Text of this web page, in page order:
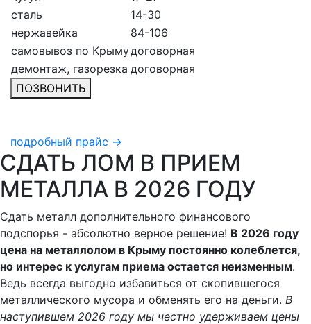
сталь
14-30
нержавейка
84-106
самовывоз по Крымудоговорная
демонтаж, газорезка договорная
ПОЗВОНИТЬ
подробный прайс →
СДАТЬ ЛОМ В ПРИЕМ
МЕТАЛЛА В 2026 ГОДУ
Сдать металл дополнительного финансового
подспорья - абсолютно верное решение! В 2026 году
цена на металлолом в Крыму постоянно колеблется,
но интерес к услугам приема остается неизменным.
Ведь всегда выгодно избавиться от скопившегося
металлического мусора и обменять его на деньги. В
наступившем 2026 году мы честно удерживаем цены